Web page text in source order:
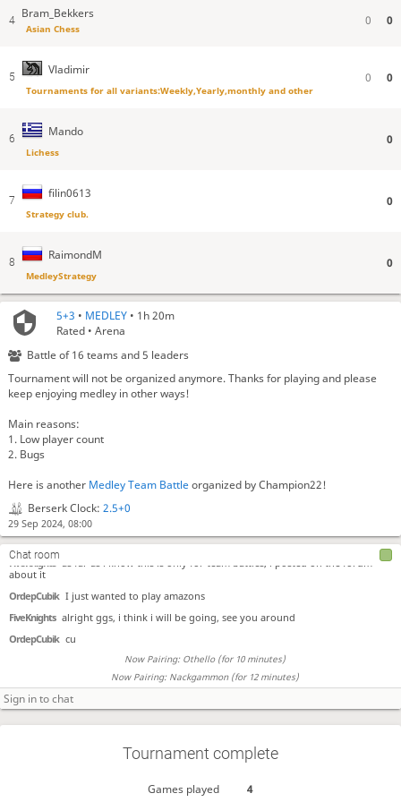
5+3 • MEDLEY • 1h 20m
Rated • Arena
Battle of 16 teams and 5 leaders
Tournament will not be organized anymore. Thanks for playing and please
keep enjoying medley in other ways!
Main reasons:
1. Low player count
2. Bugs
Here is another Medley Team Battleorganized by Champion22!
Berserk Clock: 2.5+0
29 Sep 2024, 08:00
Chat room
Bram_Bekkers
FiveKnights сделал пост на форуме
FiveKnights hi Ordep
OrdepCubik Hi
Vladimir говорю
Bram_Bekkers
seen bugs
FiveKnights бот не работает
Bram_Bekkers Вова !
Bram_Bekkers Plese
Vladimir ну что ещё?
FiveKnights
У моего бота пока нет кода, я только начинаю
Bram_Bekkers
А можешь пожалуйста скинуть ссылку бота?
Now Pairing: Amazons (for 10 minutes)
OrdepCubik
gg
FiveKnights gg
OrdepCubik
FiveKnights you played well, i need to learn more about amazons
OrdepCubik :)
FiveKnights the bug is that we cant get paired because we played together, and
there are no other players
FiveKnights
about it
OrdepCubik I just wanted to play amazons
FiveKnights alright ggs, i think i will be going, see you around
OrdepCubik cu
Now Pairing: Othello (for 10 minutes)
Now Pairing: Nackgammon (for 12 minutes)
Tournament complete
Games played 4
4 Bram_Bekkers
Asian Chess
0 0
5 Vladimir
Tournaments for all variants:Weekly,Yearly,monthly and other
0 0
6 Mando
Lichess
0
7 filin0613
Strategy club.
0
8 RaimondM
MedleyStrategy
0